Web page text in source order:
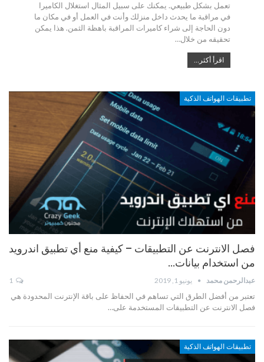
تعمل بشكل طبيعي. يمكنك على سبيل المثال استغلال الكاميرا
في مراقبة ما يحدث داخل منزلك وأنت في العمل أو في مكان ما
دون الحاجة إلى شراء كاميرات المراقبة باهظة الثمن. هذا يمكن
تحقيقه من خلال…
اقرأ أكثر...
تطبيقات الهواتف الذكية
فصل الانترنت عن التطبيقات – كيفية منع أي تطبيق اندرويد
من استخدام بيانات…
عبدالرحمن محمد يونيو 1, 2019
تعتبر من أفضل الطرق التي تساهم في الحفاظ على باقة الإنترنت المحدودة هي
فصل الانترنت عن التطبيقات المستخدمة على…
تطبيقات الهواتف الذكية